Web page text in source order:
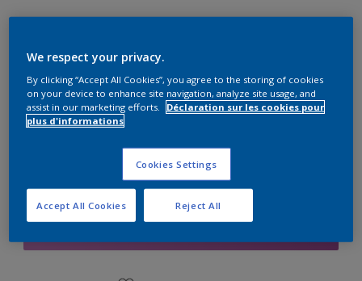
5 L
10 L
Quantité Calculateur de peinture
Ce produit n'est pas destiné à la vente en ligne et ne
peut être acheté que dans des magasins sélectionnés.
Add to Shopping list
We respect your privacy.
By clicking “Accept All Cookies”, you agree to the storing of cookies
on your device to enhance site navigation, analyze site usage, and
assist in our marketing efforts.
Déclaration sur les cookies pour
plus d'informations
Cookies Settings
Reject All
Accept All Cookies